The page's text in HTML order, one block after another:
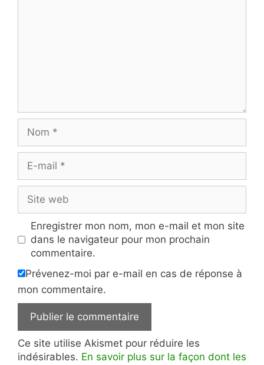
mail
web
Enregistrer mon nom, mon e-mail et mon site
dans le navigateur pour mon prochain
commentaire.
Prévenez-moi par e-mail en cas de réponse à
mon commentaire.
Ce site utilise Akismet pour réduire les
indésirables. En savoir plus sur la façon dont les